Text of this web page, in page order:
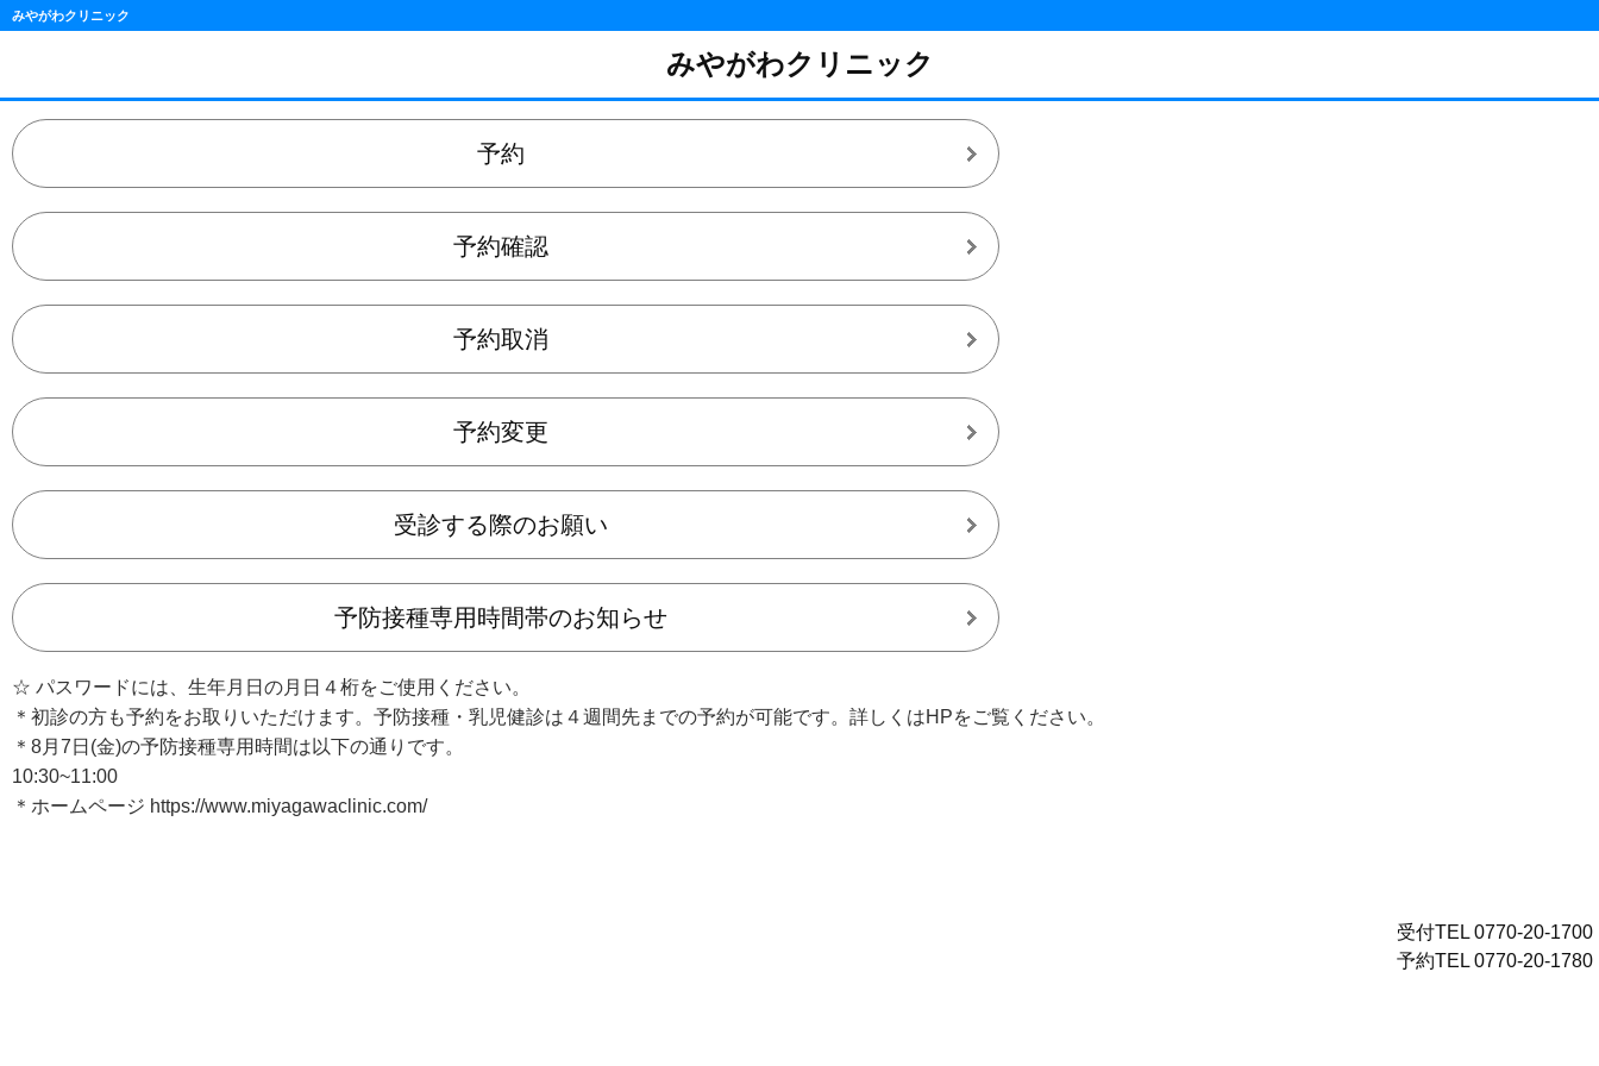
みやがわクリニック
みやがわクリニック
予約
予約確認
予約取消
予約変更
受診する際のお願い
予防接種専用時間帯のお知らせ
☆ パスワードには、生年月日の月日４桁をご使用ください。
＊初診の方も予約をお取りいただけます。予防接種・乳児健診は４週間先までの予約が可能です。詳しくはHPをご覧ください。
＊8月7日(金)の予防接種専用時間は以下の通りです。
10:30~11:00
＊ホームページ https://www.miyagawaclinic.com/
受付TEL 0770-20-1700
予約TEL 0770-20-1780